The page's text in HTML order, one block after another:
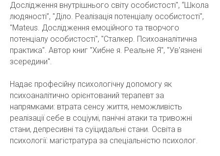
Дослідження внутрішнього світу особистості", “Школа
людяності”, "Діло. Реалізація потенціалу особистості",
"Mateus. Дослідження емоційного та творчого
потенціалу особистості", "Сталкер. Психоаналітична
практика". Автор книг "Хибне я. Реальне Я", "Ув'язнені
зсередини".
Надає професійну психологічну допомогу як
психоаналітично орієнтований терапевт за
напрямками: втрата сенсу життя, неможливість
реалізації себе в соціумі, панічні атаки та тривожні
стани, депресивні та суїцидальні стани. Освіта в
психології: магістратура за спеціальністю психолог.